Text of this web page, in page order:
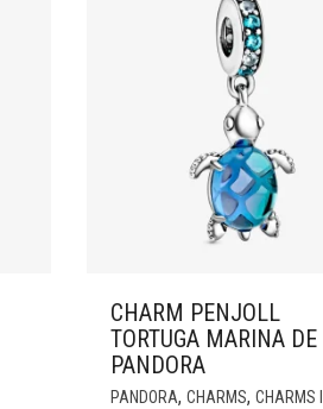
CHARM PENJOLL
TORTUGA MARINA DE
PANDORA
PANDORA, CHARMS, CHARMS I